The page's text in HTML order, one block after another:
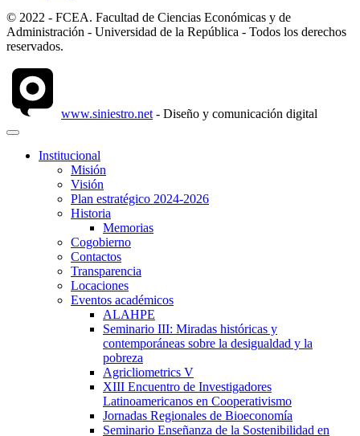
© 2022 - FCEA. Facultad de Ciencias Económicas y de
Administración - Universidad de la República - Todos los derechos
reservados.
www.siniestro.net - Diseño y comunicación digital
Institucional
Misión
Visión
Plan estratégico 2024-2026
Historia
Memorias
Cogobierno
Contactos
Transparencia
Locaciones
Eventos académicos
ALAHPE
Seminario III: Miradas históricas y
contemporáneas sobre la desigualdad y la
pobreza
Agricliometrics V
XIII Encuentro de Investigadores
Latinoamericanos en Cooperativismo
Jornadas Regionales de Bioeconomía
Seminario Enseñanza de la Sostenibilidad en